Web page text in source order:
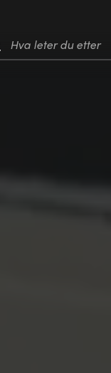
Hva leter du etter